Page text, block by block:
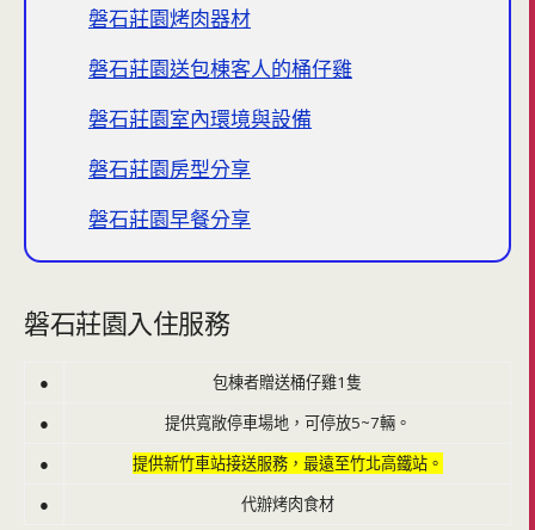
磐石莊園烤肉器材
磐石莊園送包棟客人的桶仔雞
磐石莊園室內環境與設備
磐石莊園房型分享
磐石莊園早餐分享
磐石莊園入住服務
●
包棟者贈送桶仔雞1隻
●
提供寬敞停車場地，可停放5~7輛。
●
提供新竹車站接送服務，最遠至竹北高鐵站。
●
代辦烤肉食材